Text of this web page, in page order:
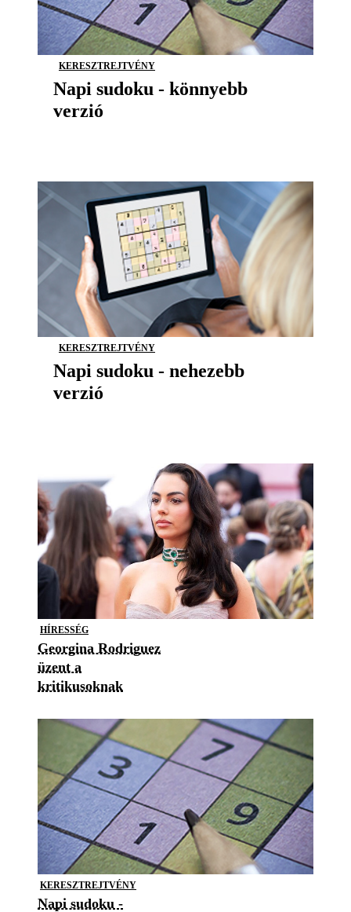
KERESZTREJTVÉNY
Napi sudoku - könnyebb
verzió
KERESZTREJTVÉNY
Napi sudoku - nehezebb
verzió
HÍRESSÉG
Georgina Rodriguez
üzent a
kritikusoknak
KERESZTREJTVÉNY
Napi sudoku -